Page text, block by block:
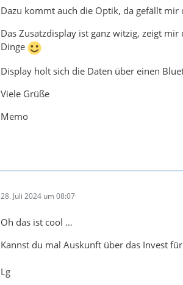
Dazu kommt auch die Optik, da gefällt mir
Das Zusatzdisplay ist ganz witzig, zeigt
Dinge
Display holt sich die Daten über einen
Viele Grüße
Memo
28. Juli 2024 um 08:07
Oh das ist cool …
Kannst du mal Auskunft über das Invest
Lg